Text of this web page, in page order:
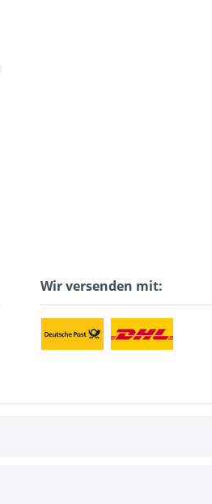
Wir versenden mit: